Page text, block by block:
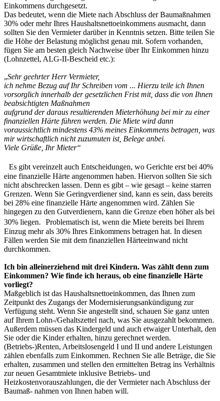
Einkommens durchgesetzt.
Das bedeutet, wenn die Miete nach Abschluss der Baumaßnahmen
30% oder mehr Ihres Haushaltsnettoeinkommens ausmacht, dann
sollten Sie den Vermieter darüber in Kenntnis setzen. Bitte teilen Sie
die Höhe der Belastung möglichst genau mit. Sofern vorhanden,
fügen Sie am besten gleich Nachweise über Ihr Einkommen hinzu
(Lohnzettel, ALG-II-Bescheid etc.):
„Sehr geehrter Herr Vermieter,
ich nehme Bezug auf Ihr Schreiben vom ... Hierzu teile ich Ihnen
vorsorglich innerhalb der gesetzlichen Frist mit, dass die von Ihnen
beabsichtigten Maßnahmen
aufgrund der daraus resultierenden Mieterhöhung bei mir zu einer
finanziellen Härte führen werden. Die Miete wird dann
voraussichtlich mindestens 43% meines Einkommens betragen, was
mir wirtschaftlich nicht zuzumuten ist, Belege anbei.
Viele Grüße, Ihr Mieter“
Es gibt vereinzelt auch Entscheidungen, wo Gerichte erst bei 40%
eine finanzielle Härte angenommen haben. Hiervon sollten Sie sich
nicht abschrecken lassen. Denn es gibt – wie gesagt – keine starren
Grenzen. Wenn Sie Geringverdiener sind, kann es sein, dass bereits
bei 28% eine finanzielle Härte angenommen wird. Zählen Sie
hingegen zu den Gutverdienern, kann die Grenze eben höher als bei
30% liegen. Problematisch ist, wenn die Miete bereits bei Ihrem
Einzug mehr als 30% Ihres Einkommens betragen hat. In diesen
Fällen werden Sie mit dem finanziellen Härteeinwand nicht
durchkommen.
Ich bin alleinerziehend mit drei Kindern. Was zählt denn zum
Einkommen? Wie finde ich heraus, ob eine finanzielle Härte
vorliegt?
Maßgeblich ist das Haushaltsnettoeinkommen, das Ihnen zum
Zeitpunkt des Zugangs der Modernisierungsankündigung zur
Verfügung steht. Wenn Sie angestellt sind, schauen Sie ganz unten
auf Ihrem Lohn-/Gehaltszettel nach, was Sie ausgezahlt bekommen.
Außerdem müssen das Kindergeld und auch etwaiger Unterhalt, den
Sie oder die Kinder erhalten, hinzu gerechnet werden.
(Betriebs-)Renten, Arbeitslosengeld I und II und andere Leistungen
zählen ebenfalls zum Einkommen. Rechnen Sie alle Beträge, die Sie
erhalten, zusammen und stellen den ermittelten Betrag ins Verhältnis
zur neuen Gesamtmiete inklusive Betriebs- und
Heizkostenvorauszahlungen, die der Vermieter nach Abschluss der
Baumaß- nahmen von Ihnen haben will.